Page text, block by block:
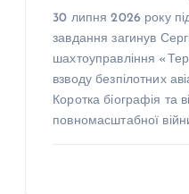
30 липня 2026 року
завдання загинув
шахтоуправління
взводу безпілотних
Коротка біографія та
повномасштабної